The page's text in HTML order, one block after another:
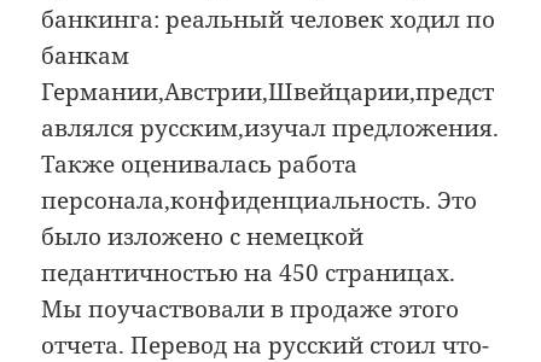
банкинга: реальный человек ходил по
банкам
Германии,Австрии,Швейцарии,предст
авлялся русским,изучал предложения.
Также оценивалась работа
персонала,конфиденциальность. Это
было изложено с немецкой
педантичностью на 450 страницах.
Мы поучаствовали в продаже этого
отчета. Перевод на русский стоил что-